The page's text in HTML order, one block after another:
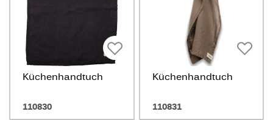
Küchenhandtuch
110830
Küchenhandtuch
110831